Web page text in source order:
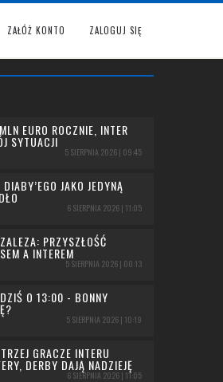
ZAŁÓŻ KONTO ZALOGUJ SIĘ
EURO ROCZNIE, INTER
SYTUACJI
5 SIERPNIA 2026 | 09:45
JAKO JEDYNĄ
6 SIERPNIA 2026 | 11:05
PRZYSZŁOŚĆ
A INTEREM
5 SIERPNIA 2026 | 00:13
O 13:00 - BONNY
5 SIERPNIA 2026 | 10:19
GRACZE INTERU
DERBY DAJĄ NADZIEJĘ
6 SIERPNIA 2026 | 11:05